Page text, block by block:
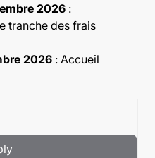
2026 :
tranche des frais
2026 : Accueil